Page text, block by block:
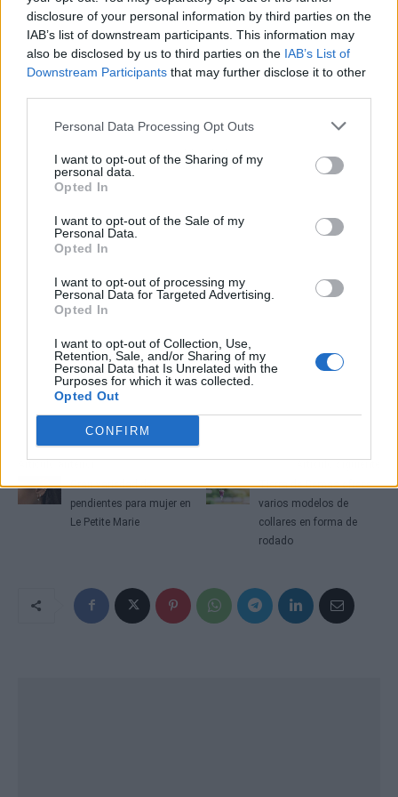
disclosure of your personal information by third parties on the
IAB’s list of downstream participants. This information may
also be disclosed by us to third parties on the IAB’s List of
Downstream Participants that may further disclose it to other
Personal Data Processing Opt Outs
I want to opt-out of the Sharing of my
personal data.
Opted In
I want to opt-out of the Sale of my
Personal Data.
Opted In
I want to opt-out of processing my
Personal Data for Targeted Advertising.
Opted In
I want to opt-out of Collection, Use,
Retention, Sale, and/or Sharing of my
Personal Data that Is Unrelated with the
Purposes for which it was collected.
Opted Out
CONFIRM
Publicidad
Artículo anterior
Gran variedad de
pendientes para mujer en
Le Petite Marie
Artículo siguiente
Tierra de Gemas ofrece
varios modelos de
collares en forma de
rodado